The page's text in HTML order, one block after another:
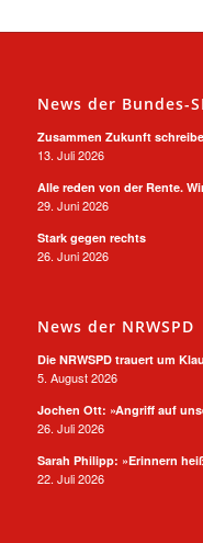
News der Bundes-
Zusammen Zukunft
13. Juli 2026
Alle reden von der Rente.
29. Juni 2026
Stark gegen rechts
26. Juni 2026
News der NRWSPD
Die NRWSPD trauert um
5. August 2026
Jochen Ott: »Angriff auf
26. Juli 2026
Sarah Philipp: »Erinnern
22. Juli 2026